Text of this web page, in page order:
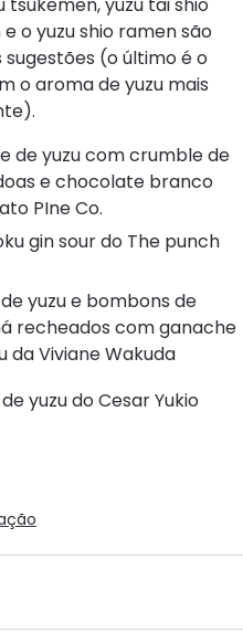
o yuzu shio ramen são
sugestões (o último é o
o aroma de yuzu mais
de yuzu com crumble de
e chocolate branco
PIne Co.
gin sour do The punch
yuzu e bombons de
recheados com ganache
da Viviane Wakuda
yuzu do Cesar Yukio